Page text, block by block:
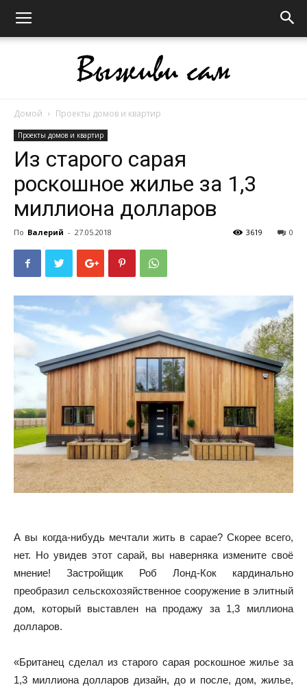
Выживи
сам
Домой Проекты домов и квартир
Проекты домов и квартир
Из старого сарая
роскошное жилье за 1,3
миллиона долларов
По Валерий - 27.05.2018 0
3619
А вы когда-нибудь мечтали жить в сарае? Скорее всего,
нет. Но увидев этот сарай, вы наверняка измените своё
мнение! Застройщик Роб Лонд-Кок кардинально
преобразил сельскохозяйственное сооружение в элитный
дом, который выставлен на продажу за 1,3 миллиона
долларов.
«Британец сделал из старого сарая роскошное жилье за
1,3 миллиона долларов дизайн, до и после, дом, жилье,